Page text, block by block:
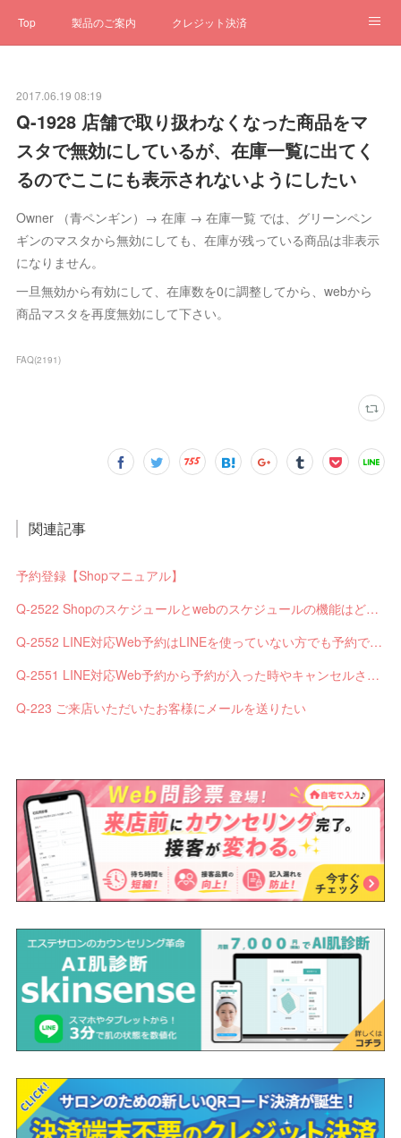
Top 製品のご案内 クレジット決済
2017.06.19 08:19
Q-1928 店舗で取り扱わなくなった商品をマ
スタで無効にしているが、在庫一覧に出てく
るのでここにも表示されないようにしたい
Owner （青ペンギン）→ 在庫 → 在庫一覧 では、グリーンペン
ギンのマスタから無効にしても、在庫が残っている商品は非表示
になりません。
一旦無効から有効にして、在庫数を0に調整してから、webから
商品マスタを再度無効にして下さい。
FAQ(2191)
関連記事
予約登録【Shopマニュアル】
Q-2522 Shopのスケジュールとwebのスケジュールの機能はどう違いますか？
Q-2552 LINE対応Web予約はLINEを使っていない方でも予約できますか？
Q-2551 LINE対応Web予約から予約が入った時やキャンセルされた時、サロンやお客様へは通知されますか？
Q-223 ご来店いただいたお客様にメールを送りたい